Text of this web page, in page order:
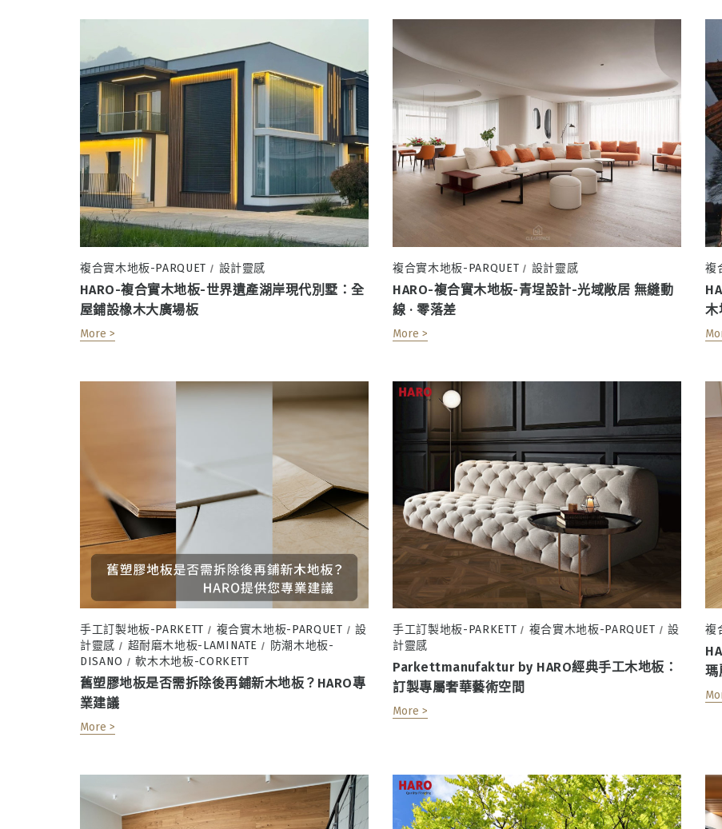
複合實木地板-PARQUET / 設計靈感
HARO-複合實木地板-世界遺產湖岸現代別墅：全
屋鋪設橡木大廣場板
More >
複合實木地板-PARQUET / 設計靈感
HARO-複合實木地板-青埕設計-光域敞居 無縫動
線 · 零落差
More >
複
木
手工訂製地板-PARKETT / 複合實木地板-PARQUET /設
計靈感 / 超耐磨木地板-LAMINATE /
防潮木地板-
DISANO /軟木木地板-CORKETT
舊塑膠地板是否需拆除後再鋪新木地板？HARO專
業建議
More >
手工訂製地板-PARKETT / 複合實木地板-PARQUET /設
計靈感
Parkettmanufaktur by HARO經典手工木地板：
訂製專屬奢華藝術空間
More >
複
瑪